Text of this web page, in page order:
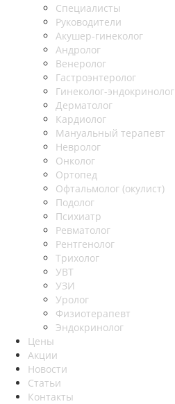
Специалисты
Руководители
Акушер-гинеколог
Андролог
Венеролог
Гастроэнтеролог
Гинеколог-эндокринолог
Дерматолог
Кардиолог
Мануальный терапевт
Невролог
Онколог
Ортопед
Офтальмолог (окулист)
Подолог
Психиатр
Ревматолог
Рентгенолог
Трихолог
УВТ
УЗИ
Уролог
Физиотерапевт
Эндокринолог
Цены
Акции
Новости
Статьи
Контакты